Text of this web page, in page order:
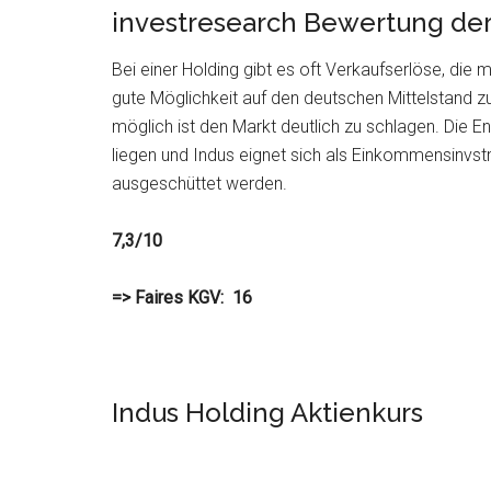
investresearch Bewertung
Bei einer Holding gibt es oft Verkaufserlöse, die
gute Möglichkeit auf den deutschen Mittelstand
möglich ist den Markt deutlich zu schlagen. Die
liegen und Indus eignet sich als
ausgeschüttet werden.
7,3/10
=> Faires KGV: 16
Indus Holding Aktienkurs